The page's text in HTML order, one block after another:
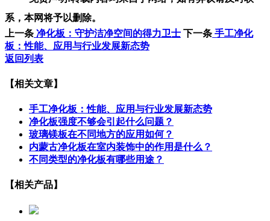
系，本网将予以删除。
上一条 净化板：守护洁净空间的得力卫士 下一条 手工净化
板：性能、应用与行业发展新态势
返回列表
【相关文章】
手工净化板：性能、应用与行业发展新态势
净化板强度不够会引起什么问题？
玻璃镁板在不同地方的应用如何？
内蒙古净化板在室内装饰中的作用是什么？
不同类型的净化板有哪些用途？
【相关产品】